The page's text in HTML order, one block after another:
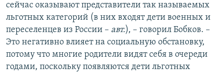
сейчас оказывают представители так называемых
льготных категорий (в них входят дети военных и
переселенцев из России – авт.), – говорил Бобков. –
Это негативно влияет на социальную обстановку,
потому что многие родители видят себя в очереди
годами, поскольку появляются дети льготных